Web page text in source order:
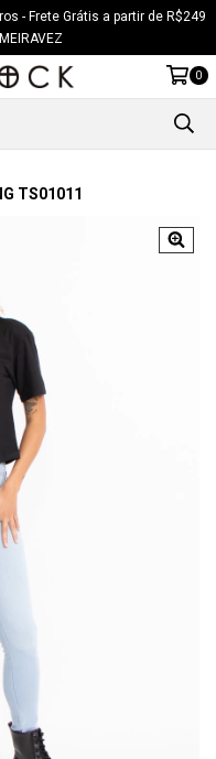
- Frete Grátis a partir de R$249
0
TS01011